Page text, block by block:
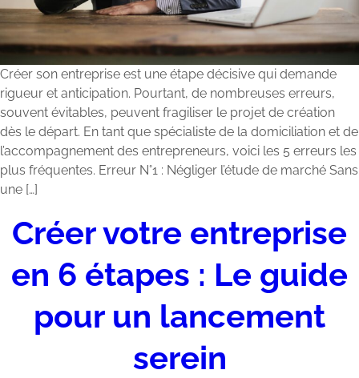
Créer son entreprise est une étape décisive qui demande
rigueur et anticipation. Pourtant, de nombreuses erreurs,
souvent évitables, peuvent fragiliser le projet de création
dès le départ. En tant que spécialiste de la domiciliation et de
l’accompagnement des entrepreneurs, voici les 5 erreurs les
plus fréquentes. Erreur N°1 : Négliger l’étude de marché Sans
une […]
Créer votre entreprise
en 6 étapes : Le guide
pour un lancement
serein